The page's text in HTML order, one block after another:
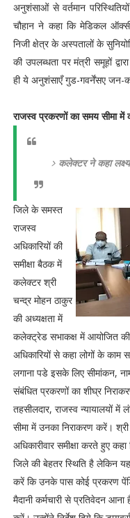
अनुशंसाओं से वर्तमान
चौहान ने कहा कि मेडिकल
निजी क्षेत्र के अस्पतालों के
की उपलब्धता पर मंत्री समूहों
ही ये अनुशंसाएँ गुड-गवर्नेंसए जन-
राजस्व प्रकरणों का समय सीमा
कलेक्‍टर ने कहा
जिले के समस्त
राजस्व
अधिकारियों की
समीक्षा बैठक में
कलेक्टर श्री
चन्द्र मोहन ठाकुर
की अध्यक्षता में
कलेक्ट्रेड सभाकक्ष में आयोजित
अधिकारियों से कहा लोगों के काम
लगाना पडे इसके लिए सीमांकन,
संबंधित प्रकरणों का शीघ्र
तहसीलदार, राजस्व न्यायालयों में
सीमा में उनका निराकरण करें।
अधिकारीवार समीक्षा करते हुए
जिले की बेहतर स्थिति है लेकिन यह
करें कि उनके पास कोई प्रकरण
मैदानी कर्मचारी से प्रतिवेदन